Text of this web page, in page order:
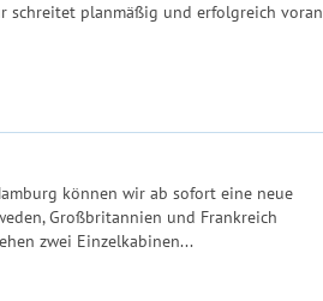
schreitet planmäßig und erfolgreich voran
können wir ab sofort eine neue
Großbritannien und Frankreich
zwei Einzelkabinen...